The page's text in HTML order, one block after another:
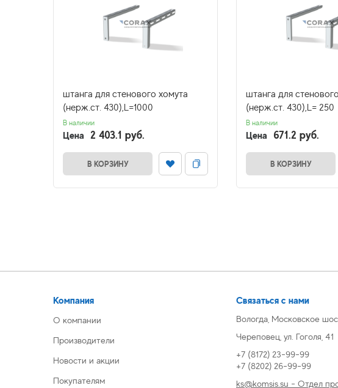
штанга для стенового хомута
(нерж.ст. 430),L=1000
В наличии
Цена 2 403.1 руб.
В КОРЗИНУ
штанга для
(нерж.ст. 430),L= 250
В наличии
Цена 671.2 руб.
В КОРЗИНУ
Компания
О компании
Производители
Новости и акции
Покупателям
Связаться с нами
Вологда, Московское
Череповец, ул. Гоголя, 41
+7 (8172) 23-99-99
+7 (8202) 26-99-99
ks@komsis.su - Отдел